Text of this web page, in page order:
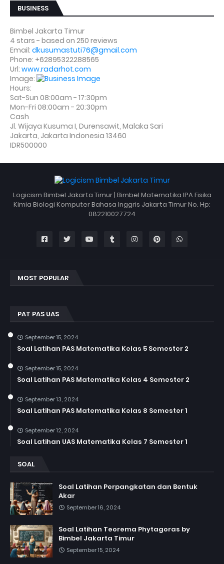
BUSINESS
Bimbel Jakarta Timur
4 stars - based on 250 reviews
Email: dkusumastuti76@gmail.com
Phone: +62895322288565
Url: www.radarhot.com
Image:
Hours:
Sat-Sun 08:00am - 17:30pm
Mon-Fri 08:00am - 20:30pm
Cash
Jl. Wijaya Kusuma I, Durensawit, Malaka Sari
Jakarta, Jakarta Indonesia 13460
IDR500000
Logicism Bimbel Jakarta Timur | Bimbel Matematika IPA Fisika
Kimia Biologi Komputer Bahasa Inggris Jakarta Timur No. Hp:
082210027724
MOST POPULAR
PAT PAS UAS
September 15, 2024
Soal Latihan PAS Matematika Kelas 5 Semester 2
September 15, 2024
Soal Latihan PAS Matematika Kelas 4 Semester 2
September 13, 2024
Soal Latihan PAS Matematika Kelas 8 Semester 1
September 12, 2024
Soal Latihan UAS Matematika Kelas 7 Semester 1
SOAL
Soal Latihan Perpangkatan dan Bentuk
Akar
September 16, 2024
Soal Latihan Teorema Phytagoras by
Bimbel Jakarta Timur
September 15, 2024